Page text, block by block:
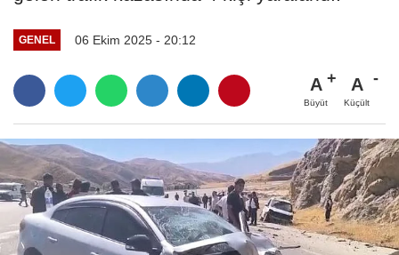
GENEL 06 Ekim 2025 - 20:12
A
Büyüt
A
Küçült